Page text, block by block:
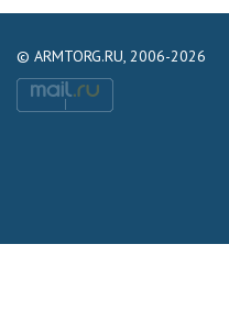
© ARMTORG.RU, 2006-2026